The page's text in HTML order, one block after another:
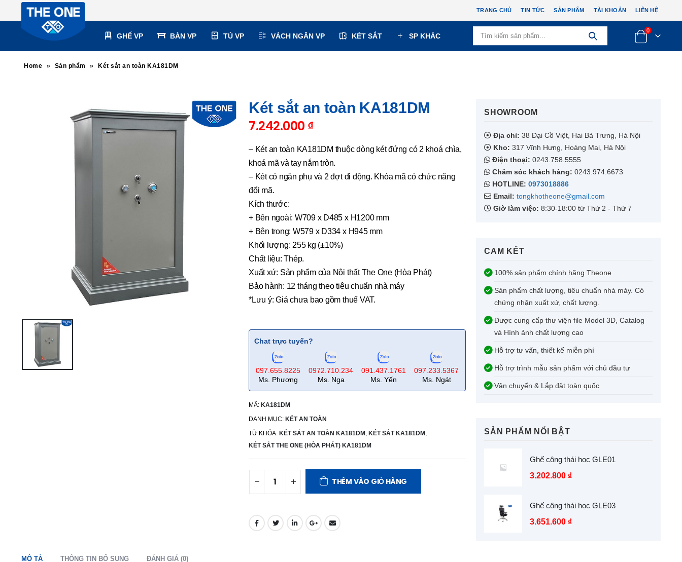
TRANG CHỦ TIN TỨC SẢN PHẨM TÀI KHOẢN LIÊN HỆ
GHẾ VP BÀN VP TỦ VP VÁCH NGĂN VP KÉT SẮT SP KHÁC
0
Home » Sản phẩm » Két sắt an toàn KA181DM
Két sắt an toàn KA181DM
7.242.000 ₫
– Két an toàn KA181DM thuộc dòng két đứng có 2 khoá chìa,
khoá mã và tay nắm tròn.
– Két có ngăn phụ và 2 đợt di động. Khóa mã có chức năng
đổi mã.
Kích thước:
+ Bên ngoài: W709 x D485 x H1200 mm
+ Bên trong: W579 x D334 x H945 mm
Khối lượng: 255 kg (±10%)
Chất liệu: Thép.
Xuất xứ: Sản phẩm của Nội thất The One (Hòa Phát)
Bảo hành: 12 tháng theo tiêu chuẩn nhà máy
*Lưu ý: Giá chưa bao gồm thuế VAT.
Chat trực tuyến?
097.655.8225
Ms. Phương
0972.710.234
Ms. Nga
091.437.1761
Ms. Yến
097.233.5367
Ms. Ngát
MÃ: KA181DM
DANH MỤC: KÉT AN TOÀN
TỪ KHÓA: KÉT SẮT AN TOÀN KA181DM KÉT SẮT KA181DM
KÉT SẮT THE ONE (HÒA PHÁT) KA181DM
THÊM VÀO GIỎ HÀNG
MÔ TẢ THÔNG TIN BỔ SUNG ĐÁNH GIÁ (0)
SHOWROOM​
Địa chỉ: 38 Đại Cồ Việt, Hai Bà Trưng, Hà Nội
Kho: 317 Vĩnh Hưng, Hoàng Mai, Hà Nội
Điện thoại: 0243.758.5555
Chăm sóc khách hàng: 0243.974.6673
HOTLINE: 0973018886
Email: tongkhotheone@gmail.com
Giờ làm việc: 8:30-18:00 từ Thứ 2 - Thứ 7
CAM KẾT​
100% sản phẩm chính hãng Theone
Sản phẩm chất lượng, tiêu chuẩn nhà máy. Có
chứng nhận xuất xứ, chất lượng.
Được cung cấp thư viện file Model 3D, Catalog
và Hình ảnh chất lượng cao
Hỗ trợ tư vấn, thiết kế miễn phí
Hỗ trợ trình mẫu sản phẩm với chủ đầu tư
Vận chuyển & Lắp đặt toàn quốc
SẢN PHẨM NỔI BẬT
Ghế công thái học GLE01
3.202.800 ₫
Ghế công thái học GLE03
3.651.600 ₫